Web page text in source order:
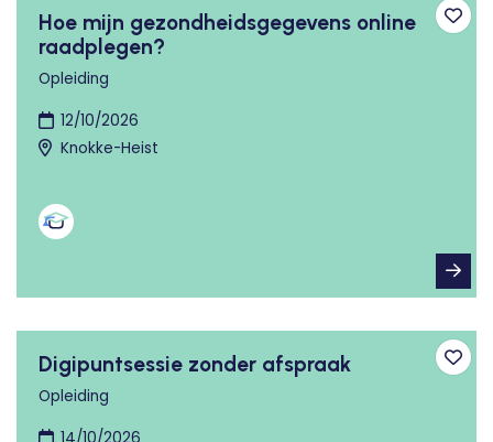
Hoe mijn gezondheidsgegevens online
raadplegen?
Opleiding
12/10/2026
Knokke-Heist
Digipuntsessie zonder afspraak
Opleiding